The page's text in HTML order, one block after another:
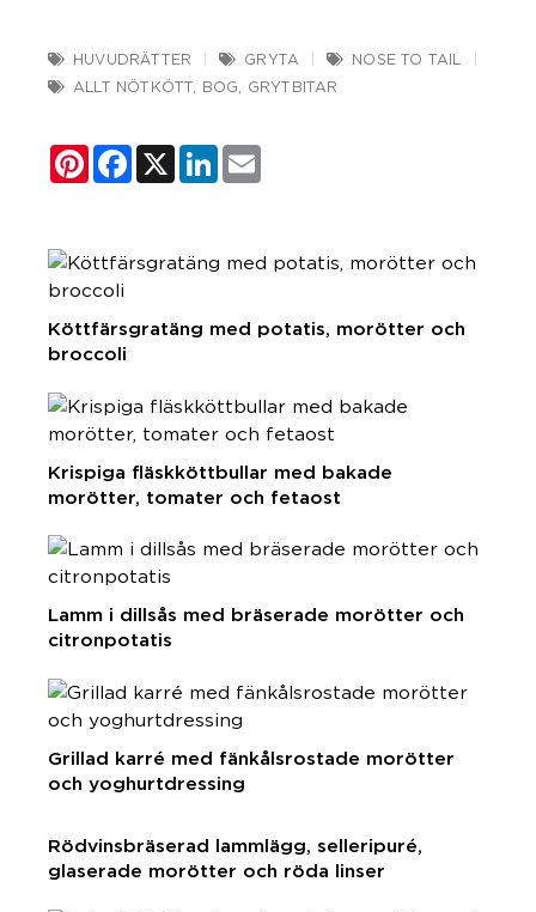
HUVUDRÄTTER GRYTA
NOSE TO TAIL
ALLT NÖTKÖTT
BOG GRYTBITAR
PinterestFacebook
X LinkedIn
Köttfärsgratäng med potatis, morötter och
broccoli
Krispiga fläskköttbullar med bakade
morötter, tomater och fetaost
Lamm i dillsås med bräserade morötter och
citronpotatis
Grillad karré med fänkålsrostade morötter
och yoghurtdressing
Rödvinsbräserad lammlägg, selleripuré,
glaserade morötter och röda linser